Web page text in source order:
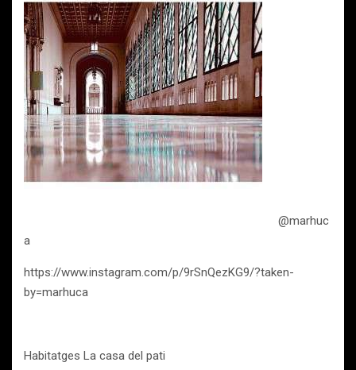
@marhuc
a
https://www.instagram.com/p/9rSnQezKG9/?taken-
by=marhuca
Habitatges La casa del pati